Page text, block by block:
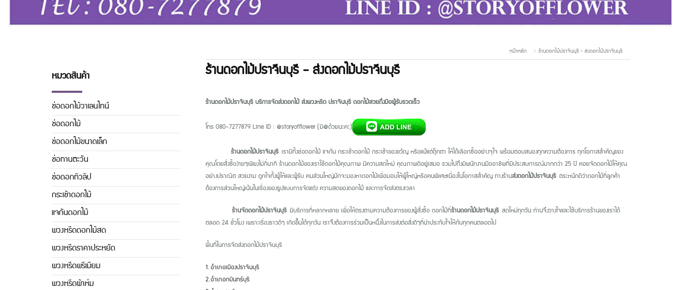
หน้าหลัก ร้านดอกไม้ปราจีนบุรี - ส่งดอกไม้ปราจีนบุรี
ร้านดอกไม้ปราจีนบุรี - ส่งดอกไม้ปราจีนบุรี
ร้านดอกไม้ปราจีนบุรี บริการจัดส่งดอกไม้ ส่งพวงหรีด ปราจีนบุรี ดอกไม้สวยถึงมือผู้รับรวดเร็ว
โทร 080-7277879 Line ID : @storyofflower (มี@ด้วยนะคะ)
ร้านดอกไม้ปราจีนบุรีเรามีทั้งช่อดอกไม้ แจกัน กระเช้าดอกไม้ กระเช้าของขวัญ หรือแม้แต่ตุ๊กตา ให้ได้เลือกซื้ออย่างจุใจ พร้อมตอบสนองทุกความต้องการ ทุกโอกาสสำคัญของ
คุณโดยสั่งซื้อง่ายๆเพียงไม่กี่นาที ร้านดอกไม้ของเราใช้ดอกไม้คุณภาพ มีความสดใหม่ คุณภาพดีอยู่เสมอ รวมไปถึงมีพนักงานมืออาชีพที่มีประสบการณ์มากกว่า 25 ปี คอยจัดดอกไม้ให้คุณ
อย่างปราณีต สวยงาม ถูกใจทั้งผู้ให้และผู้รับ คนส่วนใหญ่มักจะมองหาดอกไม้เพื่อมอบให้ผู้ใหญ่หรือคนพิเศษเนื่องในโอกาสสำคัญ ทางร้านส่งดอกไม้ปราจีนบุรีตระหนักดีว่าดอกไม้ที่ลูกค้า
ต้องการส่วนใหญ่เน้นในเรื่องของรูปแบบการจัดแต่ง ความสดของดอกไม้ และการจัดส่งตรงเวลา
ร้านจัดดอกไม้ปราจีนบุรีมีบริการที่หลากหลาย เพื่อให้ตรงตามความต้องการของผู้สั่งซื้อ ดอกไม้ที่ร้านดอกไม้ปราจีนบุรีสดใหม่ทุกวัน ท่านจึงวางใจและใช้บริการร้านของเราได้
ตลอด 24 ชั่วโมง เพราะเรื่องราวดีๆ เกิดขึ้นได้ทุกวัน เราจึงต้องการร่วมเป็นหนึ่งในการส่งต่อสิ่งดีๆที่น่าประทับใจให้กับทุกคนตลอดไป
พื้นที่ในการจัดส่งดอกไม้ปราจีนบุรี
1.อำเภอเมืองปราจีนบุรี
2.อำเภอกบินทร์บุรี
หมวดสินค้า
ช่อดอกไม้วาเลนไทน์
ช่อดอกไม้
ช่อดอกไม้ขนาดเล็ก
ช่อทานตะวัน
ช่อดอกทิวลิิป
กระเช้าดอกไม้
แจกันดอกไม้
พวงหรีดดอกไม้สด
พวงหรีดราคาประหยัด
พวงหรีดพรีเมียม
พวงหรีดผ้าห่ม